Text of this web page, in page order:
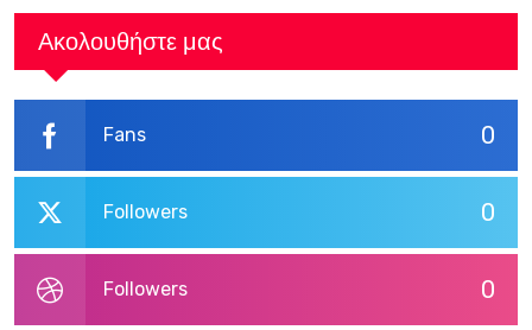
Ακολουθήστε μας
0
Fans
0
Followers
0
Followers